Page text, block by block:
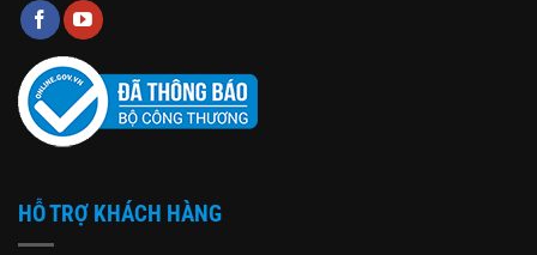
HỖ TRỢ KHÁCH HÀNG